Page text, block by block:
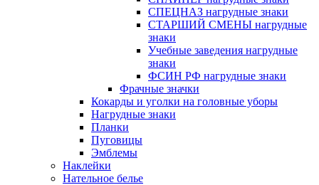
СПЕЦНАЗ нагрудные знаки
СТАРШИЙ СМЕНЫ нагрудные
знаки
Учебные заведения нагрудные
знаки
ФСИН РФ нагрудные знаки
Фрачные значки
Кокарды и уголки на головные уборы
Нагрудные знаки
Планки
Пуговицы
Эмблемы
Наклейки
Нательное белье